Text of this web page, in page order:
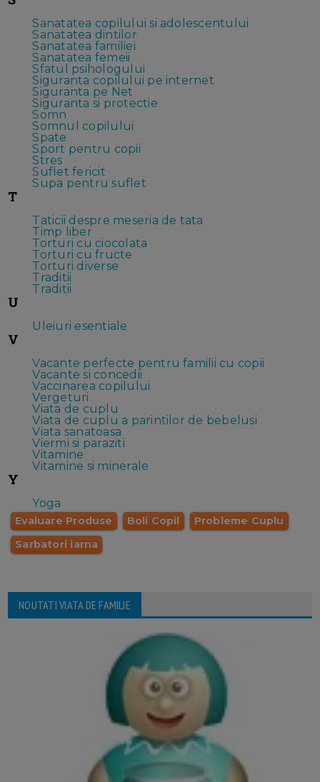
Sanatatea copilului si adolescentului
Sanatatea dintilor
Sanatatea familiei
Sanatatea femeii
Sfatul psihologului
Siguranta copilului pe internet
Siguranta pe Net
Siguranta si protectie
Somn
Somnul copilului
Spate
Sport pentru copii
Stres
Suflet fericit
Supa pentru suflet
T
Taticii despre meseria de tata
Timp liber
Torturi cu ciocolata
Torturi cu fructe
Torturi diverse
Traditii
Traditii
U
Uleiuri esentiale
V
Vacante perfecte pentru familii cu copii
Vacante si concedii
Vaccinarea copilului
Vergeturi
Viata de cuplu
Viata de cuplu a parintilor de bebelusi
Viata sanatoasa
Viermi si paraziti
Vitamine
Vitamine si minerale
Y
Yoga
Evaluare Produse Boli Copil
Probleme Cuplu
Sarbatori iarna
NOUTATI VIATA DE FAMILIE